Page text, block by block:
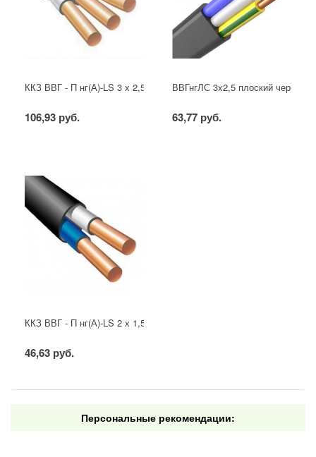
ККЗ ВВГ - П нг(А)-LS 3 х 2,5 ГОСТ
106,93 руб.
ВВГнгЛС 3x2,5 плоский черный
63,77 руб.
ККЗ ВВГ - П нг(А)-LS 2 х 1,5 ГОСТ
46,63 руб.
Персональные рекомендации: